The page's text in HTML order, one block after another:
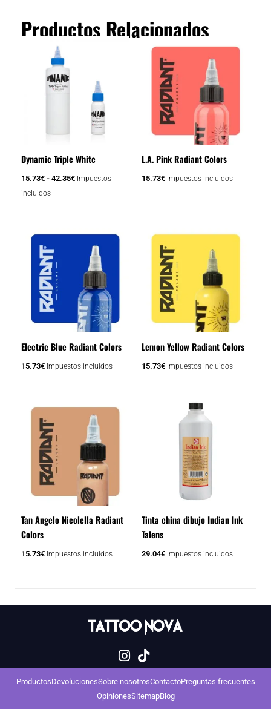
Productos Relacionados
Dynamic Triple White
15.73€ - 42.35€
15.73€
hasta
42.35€
Impuestos
incluidos
producto
tiene
múltiples
pueden
elegir
de
producto
L.A. Pink Radiant Colors
15.73€ Impuestos incluidos
Electric Blue Radiant Colors
15.73€ Impuestos incluidos
Lemon Yellow Radiant Colors
15.73€ Impuestos incluidos
Tan Angelo Nicolella Radiant
Colors
15.73€ Impuestos incluidos
Tinta china dibujo Indian Ink
Talens
29.04€ Impuestos incluidos
ProductosDevolucionesSobre nosotrosContactoPreguntas frecuentes
OpinionesSitemapBlog